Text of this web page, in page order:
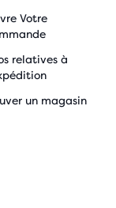
Votre
relatives à
un magasin